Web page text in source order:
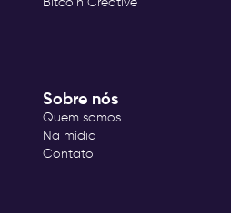
Sobre nós
Quem somos
Na mídia
Contato